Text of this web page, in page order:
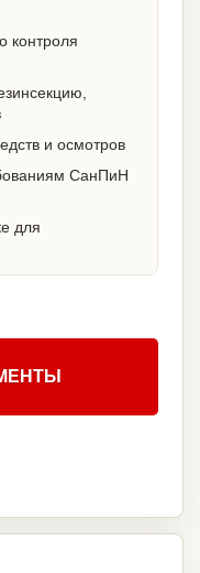
контроля
и осмотров
СанПиН
для